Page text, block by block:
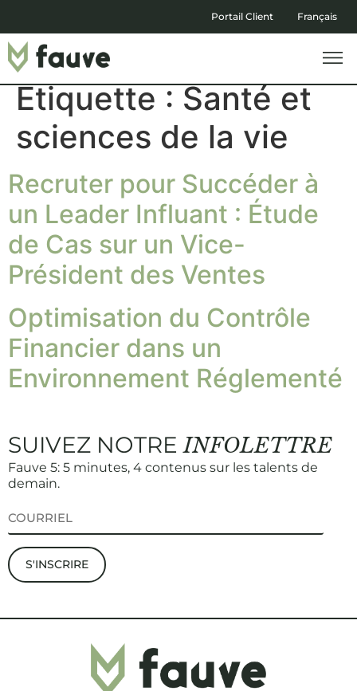
Portail Client Français
Étiquette :Santé et
sciences de la vie
Recruter pour Succéder à
un Leader Influant : Étude
de Cas sur un Vice-
Président des Ventes
Optimisation du Contrôle
Financier dans un
Environnement Réglementé
SUIVEZ NOTREINFOLETTRE
Fauve 5: 5 minutes, 4 contenus sur les talents de
demain.